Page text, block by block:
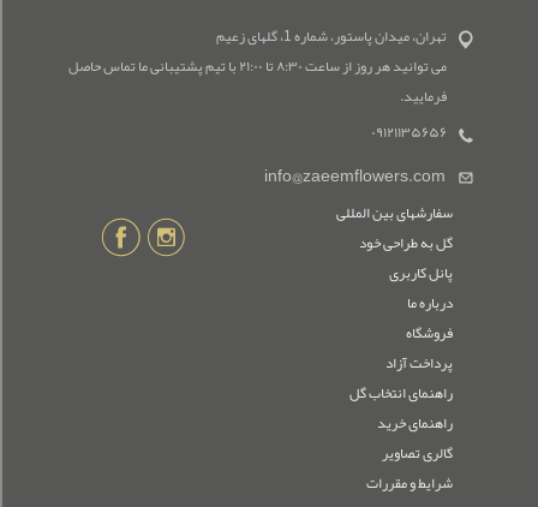
تهران، میدان پاستور، شماره 1، گلهای زعیم
می توانید هر روز از ساعت ۸:۳۰ تا ۲۱:۰۰ با تیم پشتیبانی ما تماس حاصل
فرمایید.
۰۹۱۲۱۱۳۵۶۵۶
info@zaeemflowers.com
سفارشهای بین المللی
گل به طراحی خود
پانل کاربری
درباره ما
فروشگاه
پرداخت آزاد
راهنمای انتخاب گل
راهنمای خرید
گالری تصاویر
شرایط و مقررات